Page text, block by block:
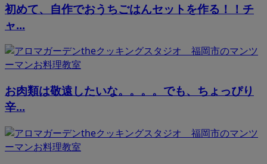
初めて、自作でおうちごはんセットを作る！！チ
ャ...
お肉類は敬遠したいな。。。。でも、ちょっぴり
辛...